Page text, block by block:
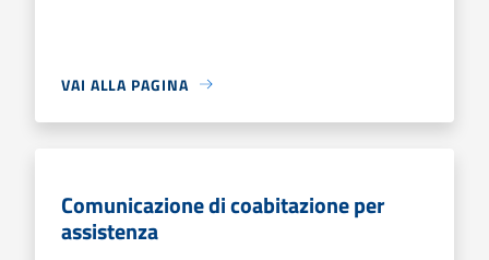
VAI ALLA PAGINA
Comunicazione di coabitazione per
assistenza